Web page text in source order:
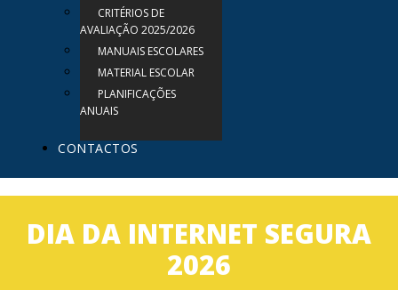
CRITÉRIOS DE
AVALIAÇÃO 2025/2026
MANUAIS ESCOLARES
MATERIAL ESCOLAR
PLANIFICAÇÕES
ANUAIS
CONTACTOS
DIA DA INTERNET SEGURA
2026